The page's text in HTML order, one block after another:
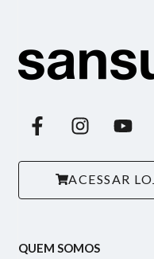
ACESSAR
QUEM SOMOS